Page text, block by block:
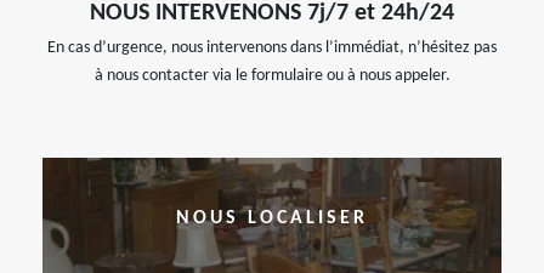
NOUS INTERVENONS 7j/7 et 24h/24
En cas d’urgence, nous intervenons dans l’immédiat, n’hésitez pas
à nous contacter via le formulaire ou à nous appeler.
NOUS LOCALISER